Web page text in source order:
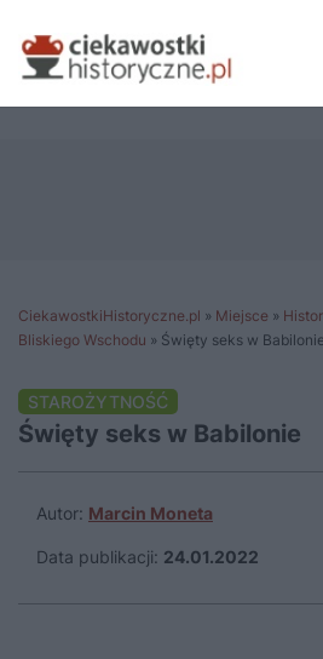
CiekawostkiHistoryczne.pl » Miejsce »
Bliskiego Wschodu » Święty seks w Babilonie
STAROŻYTNOŚĆ
Święty seks w Babilonie
Autor: Marcin Moneta
Data publikacji: 24.01.2022